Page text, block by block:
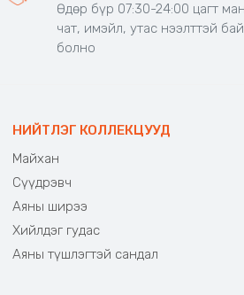
Өдөр бүр 07:30-24:00 цагт
чат, имэйл, утас нээлттэй
болно
НИЙТЛЭГ КОЛЛЕКЦУУД
Майхан
Сүүдрэвч
Аяны ширээ
Хийлдэг гудас
Аяны түшлэгтэй сандал